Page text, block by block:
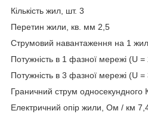
Кількість жил, шт. 3
Перетин жили, кв. мм 2,5
Струмовий навантаження на 1
Потужність в 1 фазної мережі (U
Потужність в 3 фазної мережі (U
Граничний струм односекундного
Електричний опір жили, Ом / км